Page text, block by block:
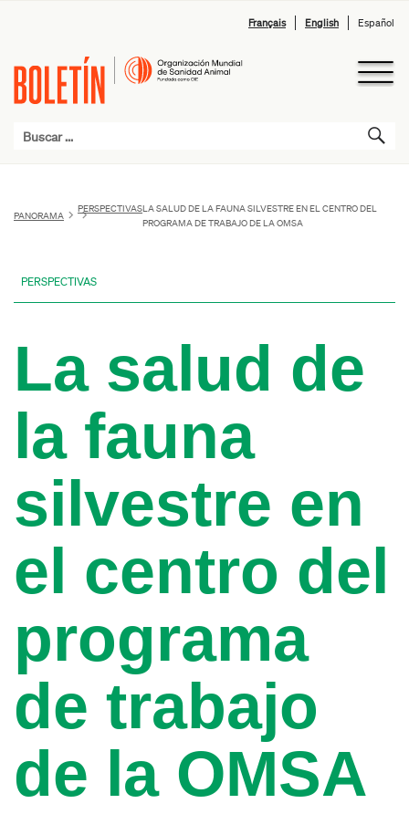
Français English Español
PANORAMA
PERSPECTIVASLA SALUD DE LA FAUNA SILVESTRE EN EL CENTRO DEL
PROGRAMA DE TRABAJO DE LA OMSA
PERSPECTIVAS
La salud de
la fauna
silvestre en
el centro del
programa
de trabajo
de la OMSA